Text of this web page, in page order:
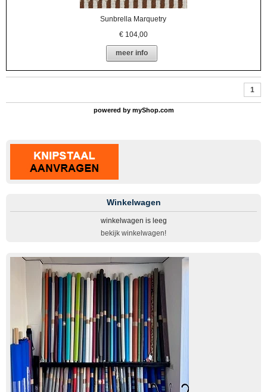
Sunbrella Marquetry
€ 104,00
meer info
1
powered by myShop.com
Winkelwagen
winkelwagen is leeg
bekijk winkelwagen!